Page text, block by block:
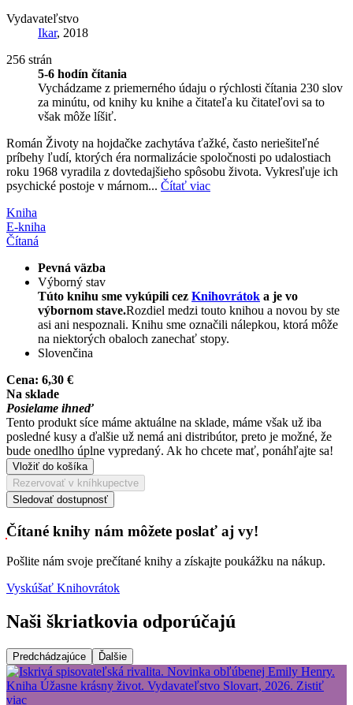
Vydavateľstvo
Ikar, 2018
256 strán
5-6 hodín čítania
Vychádzame z priemerného údaju o rýchlosti čítania 230 slov
za minútu, od knihy ku knihe a čitateľa ku čitateľovi sa to
však môže líšiť.
Román Životy na hojdačke zachytáva ťažké, často neriešiteľné
príbehy ľudí, ktorých éra normalizácie spoločnosti po udalostiach
roku 1968 vyradila z dovtedajšieho spôsobu života. Vykresľuje ich
psychické postoje v márnom... Čítať viac
Kniha
E-kniha
Čítaná
Pevná väzba
Výborný stav
Túto knihu sme vykúpili cez Knihovrátok a je vo
výbornom stave.Rozdiel medzi touto knihou a novou by ste
asi ani nespoznali. Knihu sme označili nálepkou, ktorá môže
na niektorých obaloch zanechať stopy.
Slovenčina
Cena: 6,30 €
Na sklade
Posielame ihneď
Tento produkt síce máme aktuálne na sklade, máme však už iba
posledné kusy a ďalšie už nemá ani distribútor, preto je možné, že
bude onedlho úplne vypredaný. Ak ho chcete mať, ponáhľajte sa!
Vložiť do košíka
Rezervovať v kníhkupectve
Sledovať dostupnosť
Čítané knihy nám môžete poslať aj vy!
Pošlite nám svoje prečítané knihy a získajte poukážku na nákup.
Vyskúšať Knihovrátok
Naši škriatkovia odporúčajú
Predchádzajúce Ďalšie